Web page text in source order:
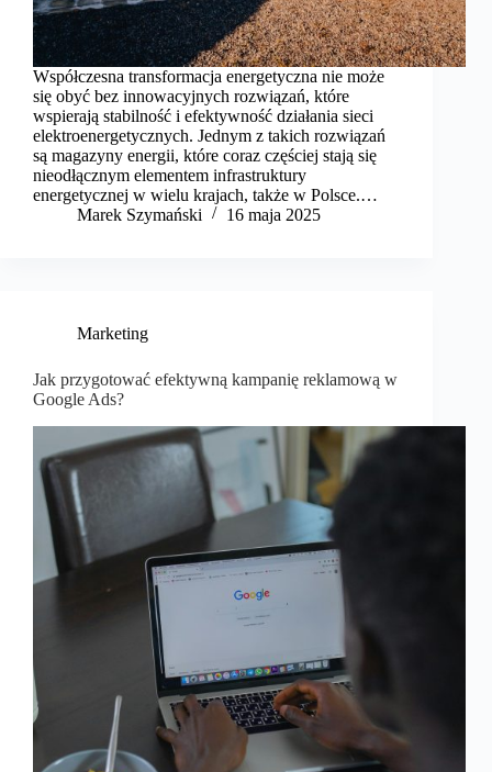
Współczesna transformacja energetyczna nie może
się obyć bez innowacyjnych rozwiązań, które
wspierają stabilność i efektywność działania sieci
elektroenergetycznych. Jednym z takich rozwiązań
są magazyny energii, które coraz częściej stają się
nieodłącznym elementem infrastruktury
energetycznej w wielu krajach, także w Polsce.…
Marek Szymański​
16 maja 2025
Marketing
Jak przygotować efektywną kampanię reklamową w
Google Ads?